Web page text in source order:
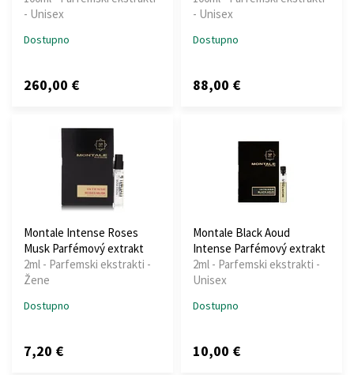
- Unisex
Dostupno
260,00 €
- Unisex
Dostupno
88,00 €
Montale Intense Roses
Musk Parfémový extrakt
2ml - Parfemski ekstrakti -
Žene
Dostupno
7,20 €
Montale Black Aoud
Intense Parfémový extrakt
2ml - Parfemski ekstrakti -
Unisex
Dostupno
10,00 €